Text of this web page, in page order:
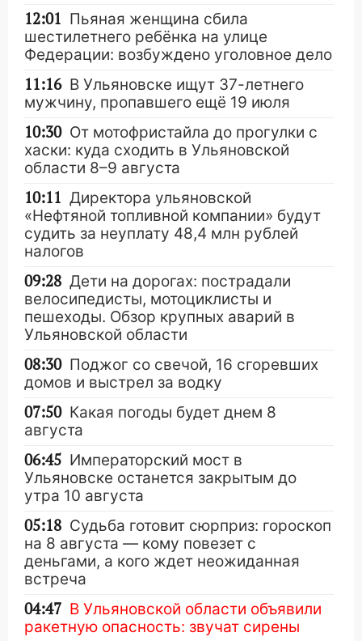
12:01 Пьяная женщина сбила
шестилетнего ребёнка на улице
Федерации: возбуждено уголовное дело
11:16 В Ульяновске ищут 37-летнего
мужчину, пропавшего ещё 19 июля
10:30 От мотофристайла до прогулки с
хаски: куда сходить в Ульяновской
области 8–9 августа
10:11 Директора ульяновской
«Нефтяной топливной компании» будут
судить за неуплату 48,4 млн рублей
налогов
09:28 Дети на дорогах: пострадали
велосипедисты, мотоциклисты и
пешеходы. Обзор крупных аварий в
Ульяновской области
08:30 Поджог со свечой, 16 сгоревших
домов и выстрел за водку
07:50 Какая погоды будет днем 8
августа
06:45 Императорский мост в
Ульяновске останется закрытым до
утра 10 августа
05:18 Судьба готовит сюрприз: гороскоп
на 8 августа — кому повезет с
деньгами, а кого ждет неожиданная
встреча
04:47 В Ульяновской области объявили
ракетную опасность: звучат сирены